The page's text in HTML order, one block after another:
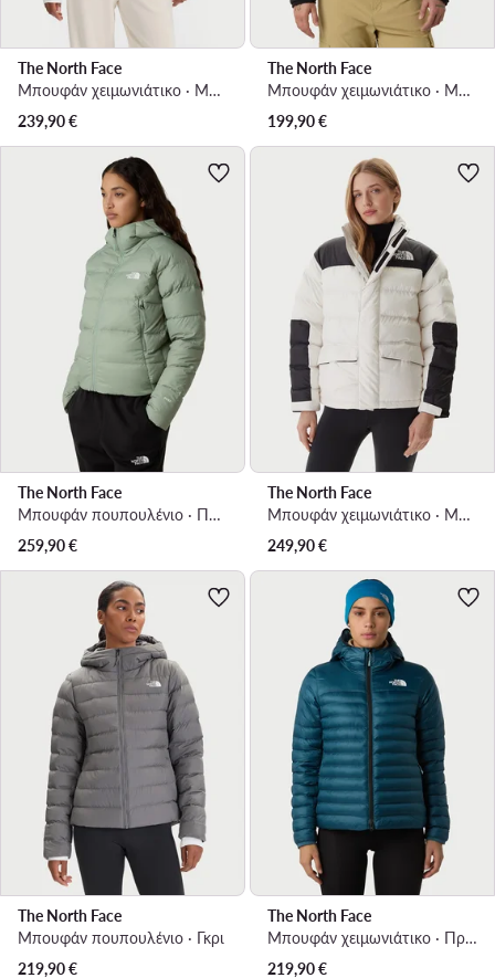
The North Face
Μπουφάν χειμωνιάτικο · Μπλε
239,90€
The North Face
Μπουφάν χειμωνιάτικο · Μαύρο
199,90€
The North Face
Μπουφάν πουπουλένιο · Πράσινο
259,90€
The North Face
Μπουφάν χειμωνιάτικο · Μπεζ
249,90€
The North Face
Μπουφάν πουπουλένιο · Γκρι
219,90€
The North Face
Μπουφάν χειμωνιάτικο · Πράσινο
219,90€